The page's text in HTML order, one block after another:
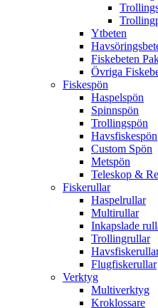
Ytbeten
Fiskebeten
Övriga
Fiskespön
Haspelspön
Spinnspön
Trollingspön
Havsfiskespön
Custom Spön
Metspön
Teleskop &
Fiskerullar
Haspelrullar
Multirullar
Inkapslade
Trollingrullar
Flugfiskerullar
Verktyg
Multiverktyg
Kroklossare